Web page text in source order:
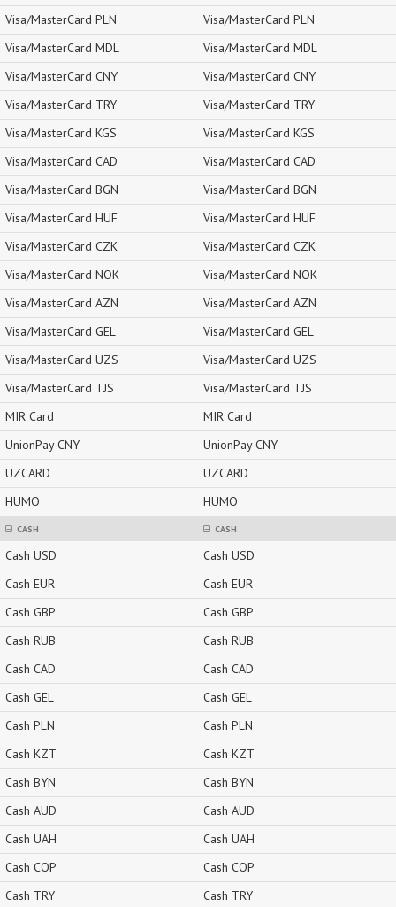
Visa/MasterCard PLN
Visa/MasterCard MDL
Visa/MasterCard CNY
Visa/MasterCard TRY
Visa/MasterCard KGS
Visa/MasterCard CAD
Visa/MasterCard BGN
Visa/MasterCard HUF
Visa/MasterCard CZK
Visa/MasterCard NOK
Visa/MasterCard AZN
Visa/MasterCard GEL
Visa/MasterCard UZS
Visa/MasterCard TJS
MIR Card
UnionPay CNY
UZCARD
HUMO
CASH
Cash USD
Cash EUR
Cash GBP
Cash RUB
Cash CAD
Cash GEL
Cash PLN
Cash KZT
Cash BYN
Cash AUD
Cash UAH
Cash COP
Cash TRY
Visa/MasterCard PLN
Visa/MasterCard MDL
Visa/MasterCard CNY
Visa/MasterCard TRY
Visa/MasterCard KGS
Visa/MasterCard CAD
Visa/MasterCard BGN
Visa/MasterCard HUF
Visa/MasterCard CZK
Visa/MasterCard NOK
Visa/MasterCard AZN
Visa/MasterCard GEL
Visa/MasterCard UZS
Visa/MasterCard TJS
MIR Card
UnionPay CNY
UZCARD
HUMO
CASH
Cash USD
Cash EUR
Cash GBP
Cash RUB
Cash CAD
Cash GEL
Cash PLN
Cash KZT
Cash BYN
Cash AUD
Cash UAH
Cash COP
Cash TRY